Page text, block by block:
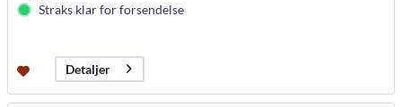
Straks klar for forsendelse
Detaljer